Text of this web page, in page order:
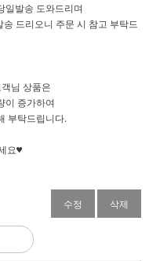
일발송 도와드리며
드리오니 주문 시 참고 부탁드
님 상품은
이 증가하여
부탁드립니다.
요♥
수정 삭제